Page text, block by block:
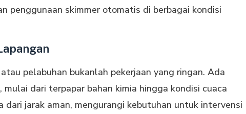
penggunaan skimmer otomatis di berbagai kondisi
pelabuhan bukanlah pekerjaan yang ringan. Ada
dari terpapar bahan kimia hingga kondisi cuaca
dari jarak aman, mengurangi kebutuhan untuk intervensi